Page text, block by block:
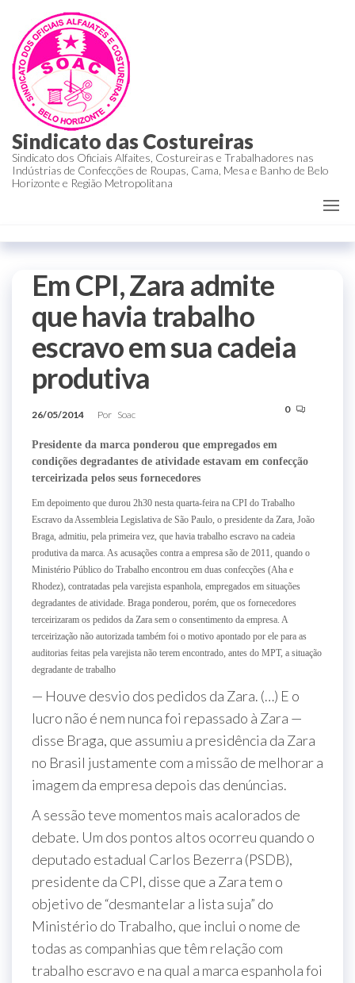
Sindicato das Costureiras
Sindicato dos Oficiais Alfaites, Costureiras e Trabalhadores nas
Indústrias de Confecções de Roupas, Cama, Mesa e Banho de Belo
Horizonte e Região Metropolitana
Em CPI, Zara admite
que havia trabalho
escravo em sua cadeia
produtiva
26/05/2014 Por Soac 0
Presidente da marca ponderou que empregados em
condições degradantes de atividade estavam em confecção
terceirizada pelos seus fornecedores
Em depoimento que durou 2h30 nesta quarta-feira na CPI do Trabalho
Escravo da Assembleia Legislativa de São Paulo, o presidente da Zara, João
Braga, admitiu, pela primeira vez, que havia trabalho escravo na cadeia
produtiva da marca. As acusações contra a empresa são de 2011, quando o
Ministério Público do Trabalho encontrou em duas confecções (Aha e
Rhodez), contratadas pela varejista espanhola, empregados em situações
degradantes de atividade. Braga ponderou, porém, que os fornecedores
terceirizaram os pedidos da Zara sem o consentimento da empresa. A
terceirização não autorizada também foi o motivo apontado por ele para as
auditorias feitas pela varejista não terem encontrado, antes do MPT, a situação
degradante de trabalho
— Houve desvio dos pedidos da Zara. (…) E o
lucro não é nem nunca foi repassado à Zara —
disse Braga, que assumiu a presidência da Zara
no Brasil justamente com a missão de melhorar a
imagem da empresa depois das denúncias.
A sessão teve momentos mais acalorados de
debate. Um dos pontos altos ocorreu quando o
deputado estadual Carlos Bezerra (PSDB),
presidente da CPI, disse que a Zara tem o
objetivo de “desmantelar a lista suja” do
Ministério do Trabalho, que inclui o nome de
todas as companhias que têm relação com
trabalho escravo e na qual a marca espanhola foi